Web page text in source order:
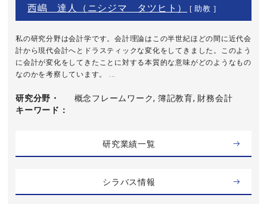
西嶋 達人（ニシジマ タツヒト） [ 助教 ]
私の研究分野は会計学です。会計理論はこの半世紀ほどの間に近代会
計から現代会計へとドラスティックな変化をしてきました。このよう
に会計が変化をしてきたことに対する本質的な意味がどのようなもの
なのかを考察しています。 ...
研究分野・
キーワード
概念フレームワーク, 簿記教育, 財務会計
研究業績一覧
シラバス情報